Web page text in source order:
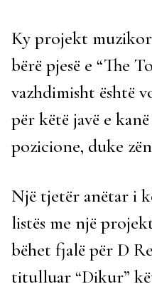
Ky projekt muzikor
bërë pjesë e “The
vazhdimisht është
për këtë javë e
pozicione, duke
Një tjetër anëtar i
listës me një
bëhet fjalë për D
titulluar “Dikur”